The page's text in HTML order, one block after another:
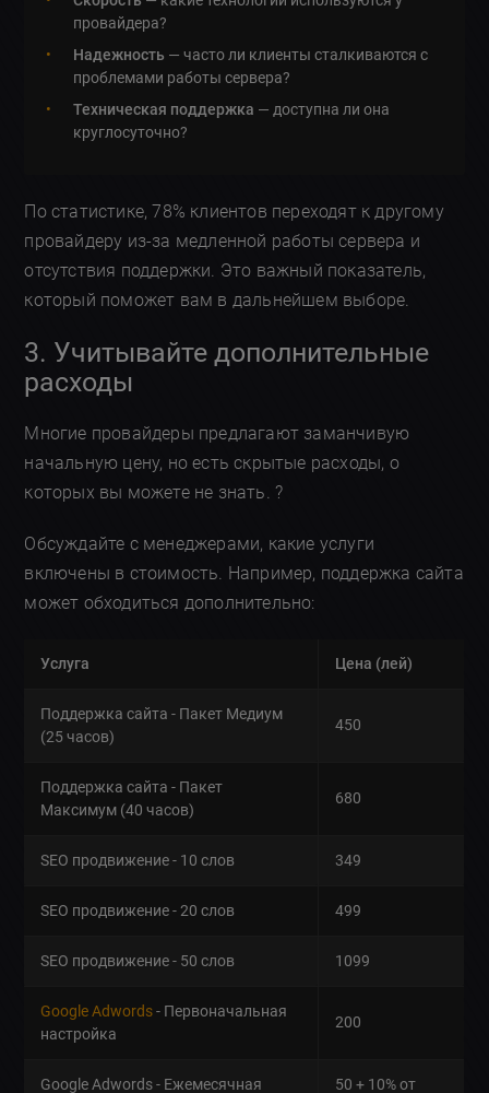
провайдера?
Надежность — часто ли клиенты сталкиваются с
проблемами работы сервера?
Техническая поддержка — доступна ли она
круглосуточно?
По статистике, 78% клиентов переходят к другому
провайдеру из-за медленной работы сервера и
отсутствия поддержки. Это важный показатель,
который поможет вам в дальнейшем выборе.
3. Учитывайте дополнительные
расходы
Многие провайдеры предлагают заманчивую
начальную цену, но есть скрытые расходы, о
которых вы можете не знать. ?
Обсуждайте с менеджерами, какие услуги
включены в стоимость. Например, поддержка сайта
может обходиться дополнительно:
Услуга Цена (лей)
Поддержка сайта - Пакет Медиум
(25 часов)
450
Поддержка сайта - Пакет
Максимум (40 часов)
680
SEO продвижение - 10 слов 349
SEO продвижение - 20 слов 499
SEO продвижение - 50 слов 1099
Google Adwords- Первоначальная
настройка
200
Google Adwords - Ежемесячная 50 + 10% от